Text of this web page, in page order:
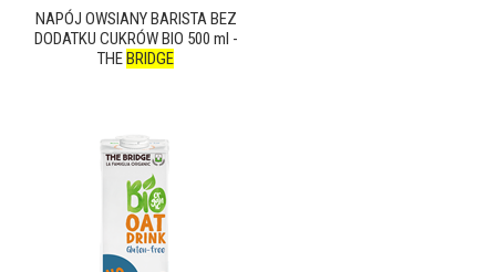
NAPÓJ OWSIANY BARISTA BEZ
DODATKU CUKRÓW BIO 500 ml -
THEBRIDGE